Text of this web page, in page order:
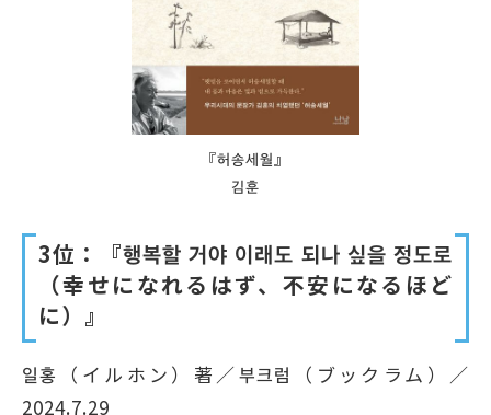
『허송세월』
김훈
3位：『행복할 거야 이래도 되나 싶을 정도로
（幸せになれるはず、不安になるほど
に）』
일홍（イルホン）著／부크럼（ブックラム）／
2024.7.29